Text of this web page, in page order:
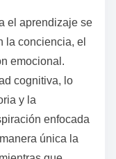
el aprendizaje se
la conciencia, el
emocional.
cognitiva, lo
y la
enfocada
única la